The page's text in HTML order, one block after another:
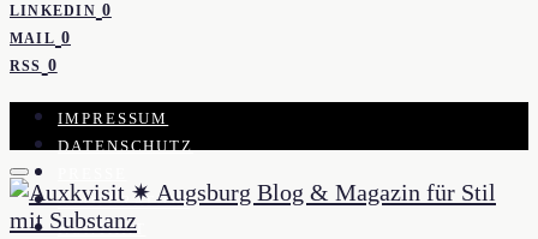
LINKEDIN 0
MAIL 0
RSS 0
IMPRESSUM
DATENSCHUTZ
KOOPERATION
KONTAKT